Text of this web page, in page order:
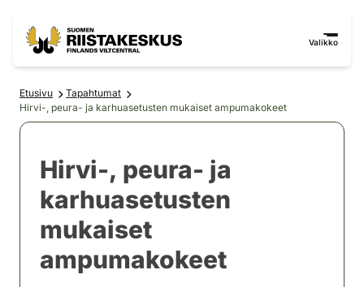
Valikko
Etusivu
Tapahtumat
Hirvi-, peura- ja karhuasetusten mukaiset ampumakokeet
Hirvi-, peura- ja
karhuasetusten
mukaiset
ampumakokeet